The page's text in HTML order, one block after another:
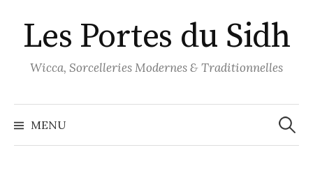
au
contenu
Les Portes du Sidh
Wicca, Sorcelleries Modernes & Traditionnelles
MENU